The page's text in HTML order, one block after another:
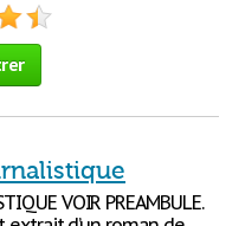
VOIR PREAMBULE.